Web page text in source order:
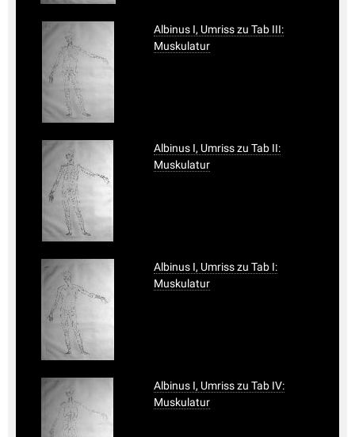
Albinus I, Umriss zu Tab III:
Muskulatur
Albinus I, Umriss zu Tab II:
Muskulatur
Albinus I, Umriss zu Tab I:
Muskulatur
Albinus I, Umriss zu Tab IV:
Muskulatur